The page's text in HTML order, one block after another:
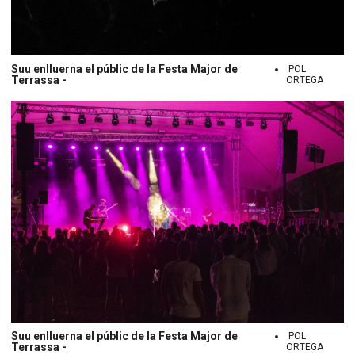
Suu enlluerna el públic de la Festa Major de
Terrassa -
POL
ORTEGA
Suu enlluerna el públic de la Festa Major de
Terrassa -
POL
ORTEGA